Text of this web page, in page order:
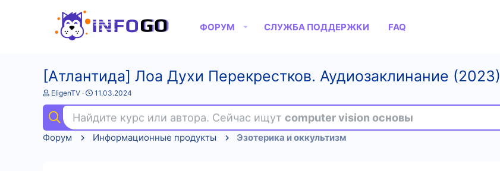
ФОРУМ СЛУЖБА ПОДДЕРЖКИ FAQ
[Атлантида] Лоа Духи Перекрестков. Аудиозаклинание (2023)
А
т
о
р
т
EligenTV
Д
а
н
а
11.03.2024
Найдите курс или автора. Сейчас ищут computer vision основы
Форум
Информационные продукты Эзотерика и оккультизм